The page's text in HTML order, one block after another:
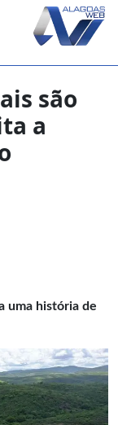
são
a
uma história de